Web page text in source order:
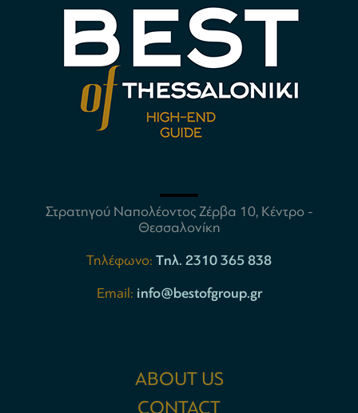
Στρατηγού Ναπολέοντος Ζέρβα 10, Κέντρο -
Θεσσαλονίκη
Τηλέφωνο: Tηλ. 2310 365 838
Email: info@bestofgroup.gr
ABOUT US
CONTACT